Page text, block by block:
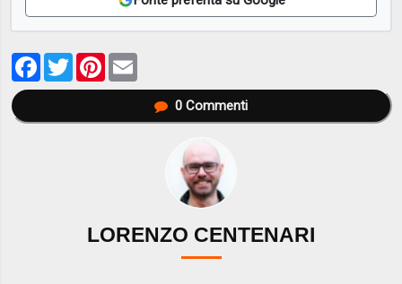
Facebook
TwitterPinterest
0Commenti
LORENZO CENTENARI